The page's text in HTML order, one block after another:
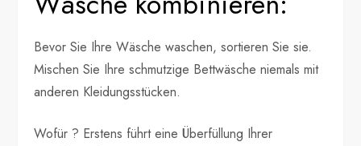
Bevor Sie Ihre Wäsche waschen, sortieren Sie sie.
Mischen Sie Ihre schmutzige Bettwäsche niemals mit
anderen Kleidungsstücken.
Wofür ? Erstens führt eine Überfüllung Ihrer